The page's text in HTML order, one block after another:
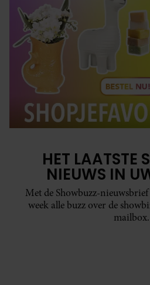
HET LAATSTE
NIEUWS IN
Met de Showbuzz-
week alle buzz over de
mailbox.